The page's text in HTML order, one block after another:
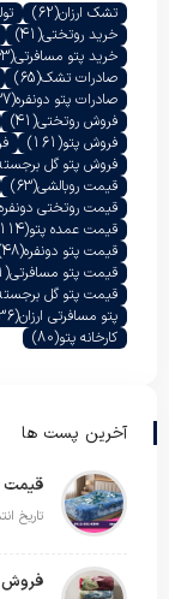
تشک ارزان(62)
خرید روتختی(41)
خرید پتو مسافرتی(43)
صادرات تشک(65)
صادرات پتو دونفره(37)
فروش روتختی(41)
فروش پتو(161)
فروش پتو گل
قیمت روبالشی(63)
قیمت روتختی دونفره
قیمت عمده پتو(114)
قیمت پتو دونفره(48)
قیمت پتو مسافرتی(61)
قیمت پتو گل
پتو مسافرتی ارزان(36)
کارخانه پتو(80)
آخرین پست ها
تاریخ انتشار: 4